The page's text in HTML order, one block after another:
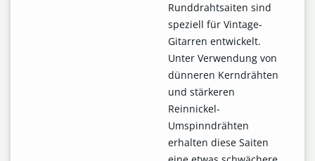
Runddrahtsaiten sind
speziell für Vintage-
Gitarren entwickelt.
Unter Verwendung von
dünneren Kerndrähten
und stärkeren
Reinnickel-
Umspinndrähten
erhalten diese Saiten